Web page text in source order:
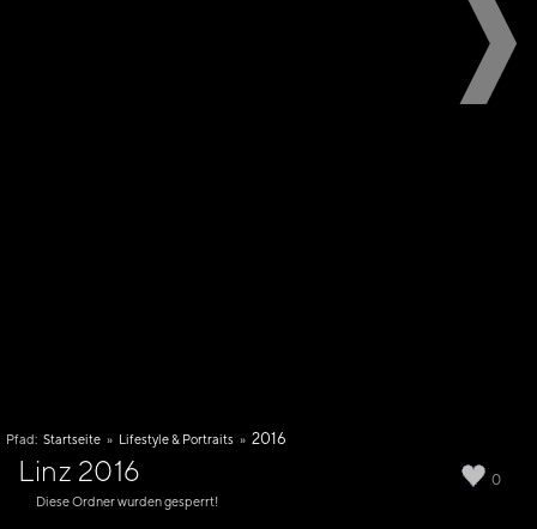
0
Pfad: Startseite » Lifestyle & Portraits » 2016
Linz 2016
Diese Ordner wurden gesperrt!